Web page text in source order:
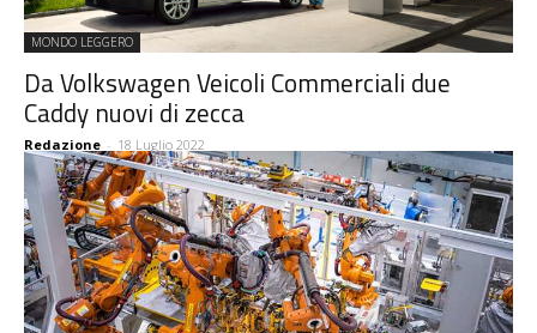
MONDO LEGGERO
Da Volkswagen Veicoli Commerciali due
Caddy nuovi di zecca
Redazione - 18 Luglio 2022